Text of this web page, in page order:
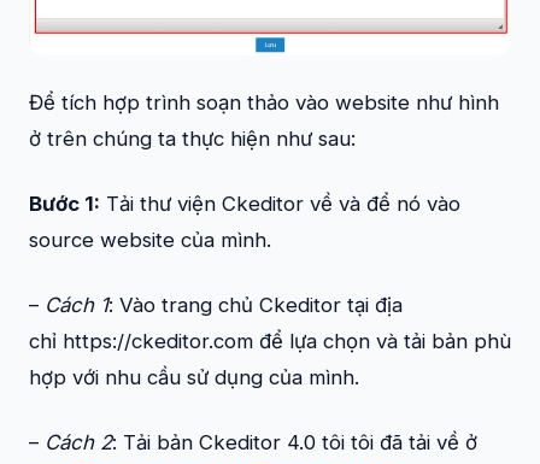
Để tích hợp trình soạn thảo vào website như hình
ở trên chúng ta thực hiện như sau:
Bước 1: Tải thư viện Ckeditor về và để nó vào
source website của mình.
– Cách 1: Vào trang chủ Ckeditor tại địa
chỉ https://ckeditor.com để lựa chọn và tải bản phù
hợp với nhu cầu sử dụng của mình.
– Cách 2: Tải bản Ckeditor 4.0 tôi tôi đã tải về ở